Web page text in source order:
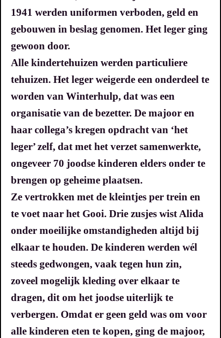
1941 werden uniformen verboden, geld en
gebouwen in beslag genomen. Het leger ging
gewoon door.
Alle kindertehuizen werden particuliere
tehuizen. Het leger weigerde een onderdeel te
worden van Winterhulp, dat was een
organisatie van de bezetter. De majoor en
haar collega’s kregen opdracht van ‘het
leger’ zelf, dat met het verzet samenwerkte,
ongeveer 70 joodse kinderen elders onder te
brengen op geheime plaatsen.
Ze vertrokken met de kleintjes per trein en
te voet naar het Gooi. Drie zusjes wist Alida
onder moeilijke omstandigheden altijd bij
elkaar te houden. De kinderen werden wél
steeds gedwongen, vaak tegen hun zin,
zoveel mogelijk kleding over elkaar te
dragen, dit om het joodse uiterlijk te
verbergen. Omdat er geen geld was om voor
alle kinderen eten te kopen, ging de majoor,